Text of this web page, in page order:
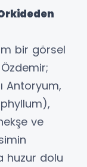
bir görsel
Antoryum,
ve
huzur dolu